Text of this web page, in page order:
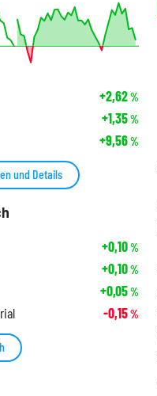
+2,62%
+1,35%
+9,56%
und Details
+0,10%
+0,10%
+0,05%
-0,15%